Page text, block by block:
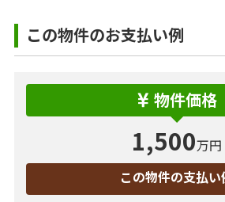
この物件のお支払い例
物件価格
1,500万円
この物件の支払い